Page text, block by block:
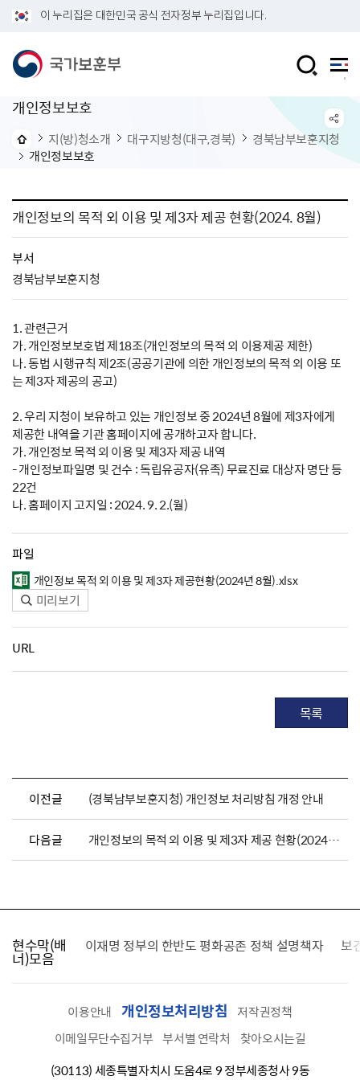
이 누리집은 대한민국 공식 전자정부 누리집입니다.
개인정보보호
지(방)청소개 대구지방청(대구,경북)
경북남부보훈지청
개인정보보호
개인정보의 목적 외 이용 및 제3자 제공 현황(2024. 8월)
부서
경북남부보훈지청
1. 관련근거
가. 개인정보보호법 제18조(개인정보의 목적 외 이용제공 제한)
나. 동법 시행규칙 제2조(공공기관에 의한 개인정보의 목적 외 이용 또
는 제3자 제공의 공고)
2. 우리 지청이 보유하고 있는 개인정보 중 2024년 8월에 제3자에게
제공한 내역을 기관 홈페이지에 공개하고자 합니다.
가. 개인정보 목적 외 이용 및 제3자 제공 내역
- 개인정보파일명 및 건수 : 독립유공자(유족) 무료진료 대상자 명단 등
22건
나. 홈페이지 고지일 : 2024. 9. 2.(월)
파일
개인정보 목적 외 이용 및 제3자 제공현황(2024년 8월).xlsx
미리보기
URL
목록
이전글 (경북남부보훈지청) 개인정보 처리방침 개정 안내
다음글 개인정보의 목적 외 이용 및 제3자 제공 현황(2024. 7월)
현수막(배
너)모음
찾습니다 이재명 정부의 한반도 평화공존 정책 설명책자 보
이용안내 개인정보처리방침
저작권정책
이메일무단수집거부 부서별 연락처
찾아오시는길
(30113) 세종특별자치시 도움4로 9 정부세종청사 9동